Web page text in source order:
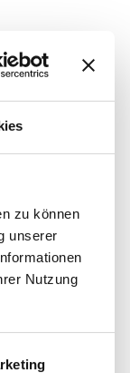
zu können
unserer
Nutzung
information).